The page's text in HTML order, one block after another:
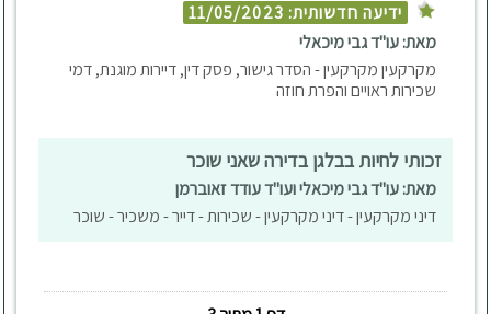
ידיעה חדשותית: 11/05/2023
מאת: עו"ד גבי מיכאלי
מקרקעין מקרקעין - הסדר גישור, פסק דין, דיירות מוגנת, דמי
שכירות ראויים והפרת חוזה
זכותי לחיות בבלגן בדירה שאני שוכר
מאת: עו"ד גבי מיכאלי ועו"ד עודד זאוברמן
דיני מקרקעין - דיני מקרקעין - שכירות - דייר - משכיר - שוכר